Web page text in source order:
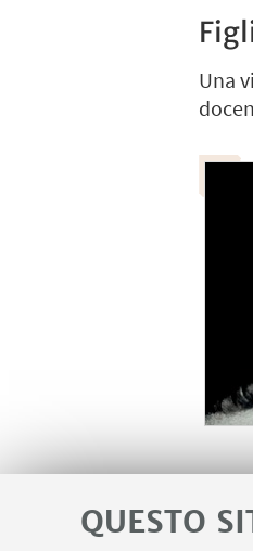
QUESTO
Una